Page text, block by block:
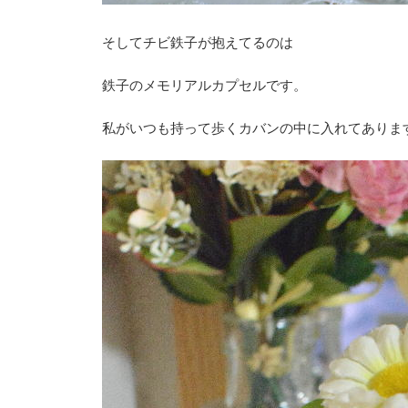
そしてチビ鉄子が抱えてるのは
鉄子のメモリアルカプセルです。
私がいつも持って歩くカバンの中に入れてありま